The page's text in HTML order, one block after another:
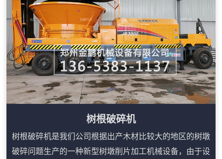
料来源分散的用户，移动式结构能提升施工效率，...
树根破碎机
树根破碎机是我们公司根据出产木材比较大的地区的树墩
破碎问题生产的一种新型树墩削片加工机械设备，由于设